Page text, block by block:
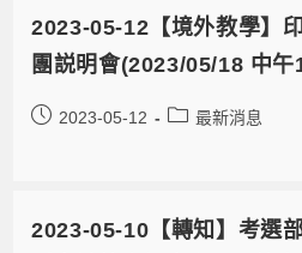
2023-05-12【境外教學】
團説明會(2023/05/18 中
2023-05-12 最新消息
2023-05-10【轉知】考選